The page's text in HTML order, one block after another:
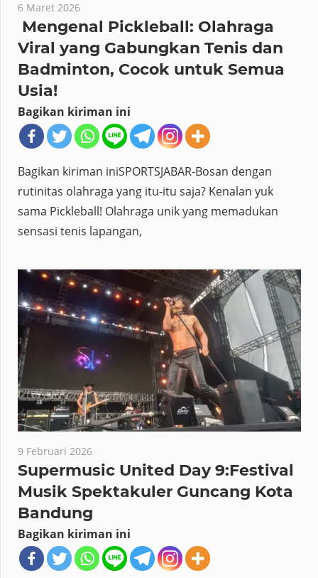
6 Maret 2026
Mengenal Pickleball: Olahraga
Viral yang Gabungkan Tenis dan
Badminton, Cocok untuk Semua
Usia!
Bagikan kiriman ini
Bagikan kiriman iniSPORTSJABAR-Bosan dengan
rutinitas olahraga yang itu-itu saja? Kenalan yuk
sama Pickleball! Olahraga unik yang memadukan
sensasi tenis lapangan,
9 Februari 2026
Supermusic United Day 9:Festival
Musik Spektakuler Guncang Kota
Bandung
Bagikan kiriman ini